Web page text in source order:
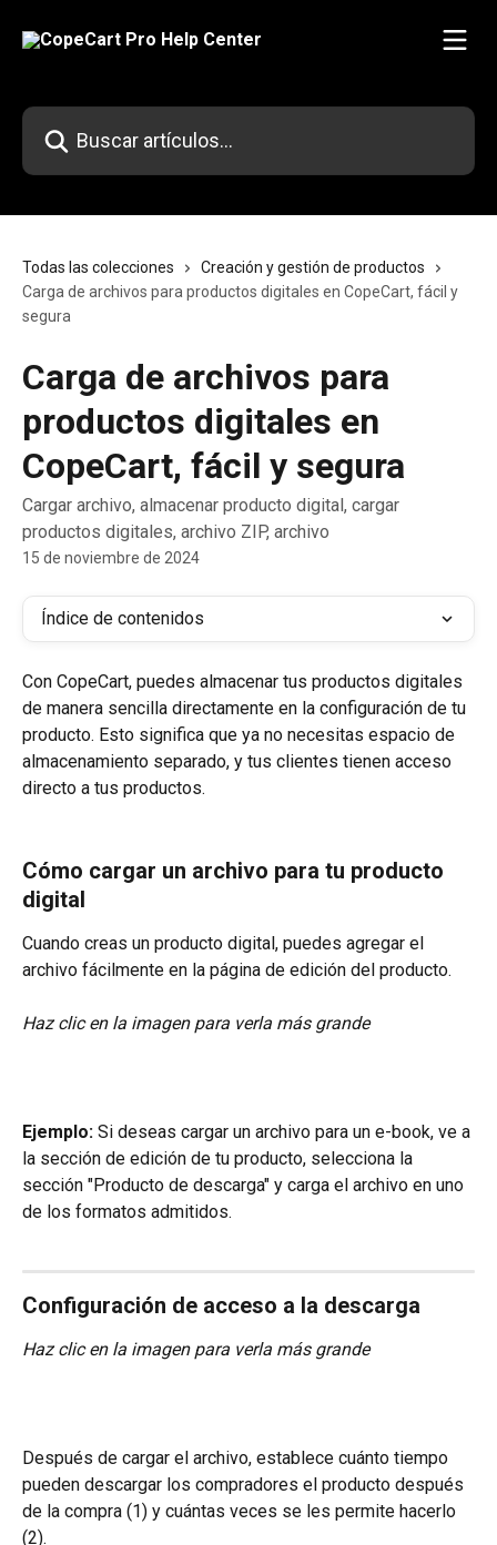
Buscar artículos...
Todas las colecciones
Creación y gestión de productos
Carga de archivos para productos digitales en CopeCart, fácil y
segura
Carga de archivos para
productos digitales en
CopeCart, fácil y segura
Cargar archivo, almacenar producto digital, cargar
productos digitales, archivo ZIP, archivo
15 de noviembre de 2024
Índice de contenidos
Con CopeCart, puedes almacenar tus productos digitales
de manera sencilla directamente en la configuración de tu
producto. Esto significa que ya no necesitas espacio de
almacenamiento separado, y tus clientes tienen acceso
directo a tus productos.
Cómo cargar un archivo para tu producto
digital
Cuando creas un producto digital, puedes agregar el
archivo fácilmente en la página de edición del producto.
Haz clic en la imagen para verla más grande
Ejemplo: Si deseas cargar un archivo para un e-book, ve a
la sección de edición de tu producto, selecciona la
sección "Producto de descarga" y carga el archivo en uno
de los formatos admitidos.
Configuración de acceso a la descarga
Haz clic en la imagen para verla más grande
Después de cargar el archivo, establece cuánto tiempo
pueden descargar los compradores el producto después
de la compra (1) y cuántas veces se les permite hacerlo
(2).